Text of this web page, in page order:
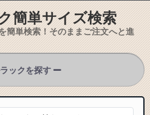
簡単サイズ検索
簡単検索！そのままご注文へと進
ックを探す